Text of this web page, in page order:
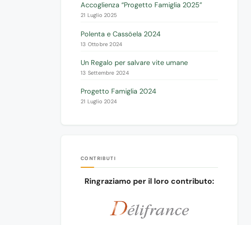
Accoglienza “Progetto Famiglia 2025”
21 Luglio 2025
Polenta e Cassöela 2024
13 Ottobre 2024
Un Regalo per salvare vite umane
13 Settembre 2024
Progetto Famiglia 2024
21 Luglio 2024
CONTRIBUTI
Ringraziamo per il loro contributo: